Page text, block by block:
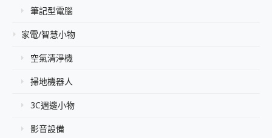
筆記型電腦
家電/智慧小物
空氣清淨機
掃地機器人
3C週邊小物
影音設備